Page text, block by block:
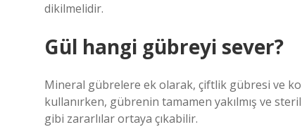
dikilmelidir.
Gül hangi gübreyi sever?
Mineral gübrelere ek olarak, çiftlik gübresi ve
kullanırken, gübrenin tamamen yakılmış ve
gibi zararlılar ortaya çıkabilir.